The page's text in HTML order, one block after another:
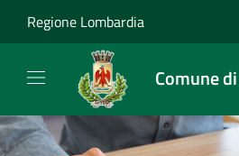
Regione Lombardia
Comune